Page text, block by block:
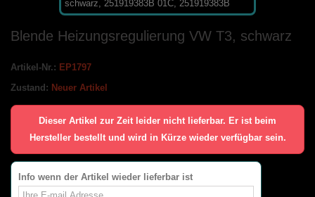
Blende Heizungsregulierung VW T3, schwarz
Artikel-Nr.: EP1797
Zustand: Neuer Artikel
Dieser Artikel zur Zeit leider nicht lieferbar. Er ist beim
Hersteller bestellt und wird in Kürze wieder verfügbar sein.
Info wenn der Artikel wieder lieferbar ist